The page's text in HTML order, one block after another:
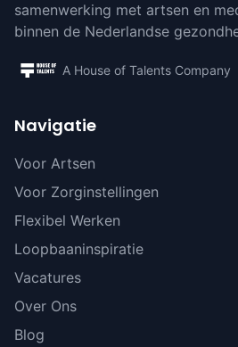
samenwerking met artsen en
binnen de Nederlandse
A House of Talents Company
Navigatie
Voor Artsen
Voor Zorginstellingen
Flexibel Werken
Loopbaaninspiratie
Vacatures
Over Ons
Blog